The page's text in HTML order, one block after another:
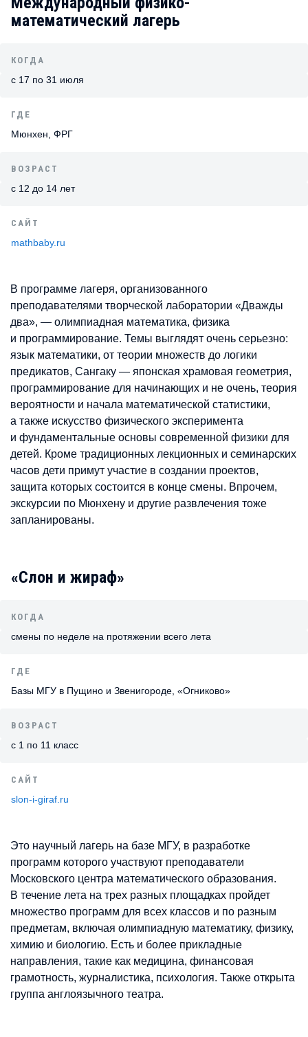
математический лагерь
КОГДА
с 17 по 31 июля
ГДЕ
Мюнхен, ФРГ
ВОЗРАСТ
с 12 до 14 лет
САЙТ
mathbaby.ru
В программе лагеря, организованного
преподавателями творческой лаборатории «Дважды
два», — олимпиадная математика, физика
и программирование. Темы выглядят очень серьезно:
язык математики, от теории множеств до логики
предикатов, Сангаку — японская храмовая геометрия,
программирование для начинающих и не очень, теория
вероятности и начала математической статистики,
а также искусство физического эксперимента
и фундаментальные основы современной физики для
детей. Кроме традиционных лекционных и семинарских
часов дети примут участие в создании проектов,
защита которых состоится в конце смены. Впрочем,
экскурсии по Мюнхену и другие развлечения тоже
запланированы.
«Слон и жираф»
КОГДА
смены по неделе на протяжении всего лета
ГДЕ
Базы МГУ в Пущино и Звенигороде, «Огниково»
ВОЗРАСТ
с 1 по 11 класс
САЙТ
slon-i-giraf.ru
Это научный лагерь на базе МГУ, в разработке
программ которого участвуют преподаватели
Московского центра математического образования.
В течение лета на трех разных площадках пройдет
множество программ для всех классов и по разным
предметам, включая олимпиадную математику, физику,
химию и биологию. Есть и более прикладные
направления, такие как медицина, финансовая
грамотность, журналистика, психология. Также открыта
группа англоязычного театра.